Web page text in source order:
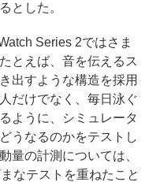
とした。
Series 2ではさま
とえば、音を伝えるス
出すような構造を採用
だけでなく、毎日泳ぐ
ように、シミュレータ
うなるのかをテストし
量の計測については、
なテストを重ねたこと